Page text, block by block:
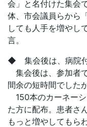
会」と名付けた集会
体、市会議員らから
しても人手を増やし
言。
◆ 集会後は、病院付
集会後は、参加者
間余の短時間でした
150本のカーネー
た方に配布。患者さ
もっと増やしてもら